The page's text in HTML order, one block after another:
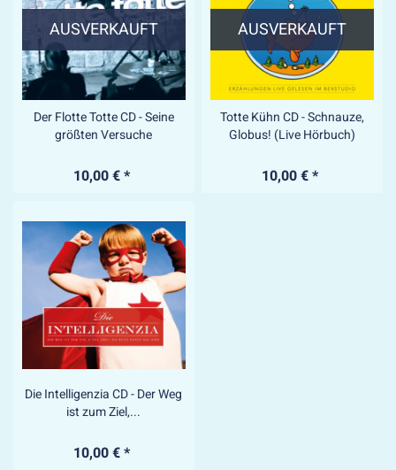
AUSVERKAUFT
Der Flotte Totte CD - Seine
größten Versuche
10,00 € *
AUSVERKAUFT
Totte Kühn CD - Schnauze,
Globus! (Live Hörbuch)
10,00 € *
Die Intelligenzia CD - Der Weg
ist zum Ziel,...
10,00 € *